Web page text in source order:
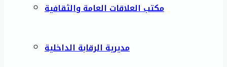
مكتب العلاقات العامة والثقافية
مديرية الرقابة الداخلية